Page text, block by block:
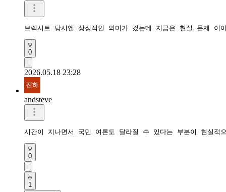
브렉시트 당시엔 상징적인 의미가 컸는데 지금은 현실 문제 이
0
2026.05.18 23:28
andsteve
시간이 지나면서 국민 여론도 달라질 수 있다는 부분이 현실적
0
1